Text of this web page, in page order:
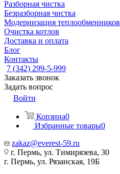
Разборная чистка
Безразборная чистка
Модернизация теплообменников
Очистка котлов
Доставка и оплата
Блог
Контакты
7 (342) 299-5-999
Заказать звонок
Задать вопрос
Войти
Корзина0
Избранные товары0
zakaz@everest-59.ru
г. Пермь, ул. Тимирязева, 30
г. Пермь, ул. Рязанская, 19Б